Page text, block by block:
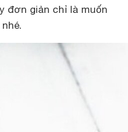
đơn giản chỉ là muốn